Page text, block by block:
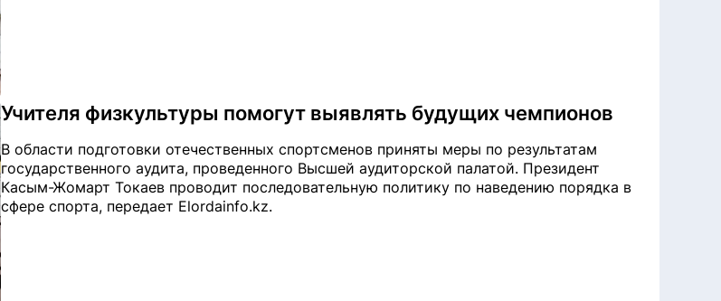
Учителя физкультуры помогут выявлять будущих чемпионов
В области подготовки отечественных спортсменов приняты меры по результатам
государственного аудита, проведенного Высшей аудиторской палатой. Президент
Касым-Жомарт Токаев проводит последовательную политику по наведению порядка в
сфере спорта, передает Elordainfo.kz.